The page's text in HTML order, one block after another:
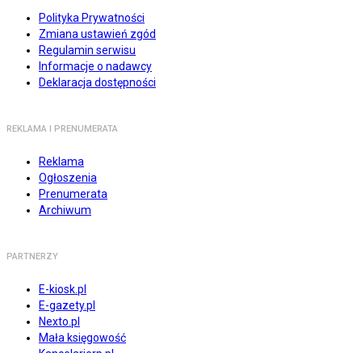
Polityka Prywatności
Zmiana ustawień zgód
Regulamin serwisu
Informacje o nadawcy
Deklaracja dostępności
REKLAMA I PRENUMERATA
Reklama
Ogłoszenia
Prenumerata
Archiwum
PARTNERZY
E-kiosk.pl
E-gazety.pl
Nexto.pl
Mała księgowość